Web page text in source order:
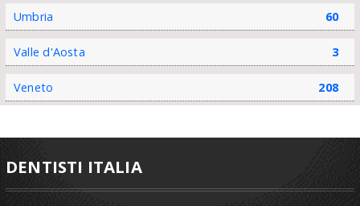
Umbria 60
Valle d'Aosta 3
Veneto 208
DENTISTI ITALIA